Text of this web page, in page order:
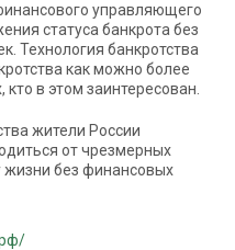
управляющего
статуса банкрота без
Технология банкротства
как можно более
в этом заинтересован.
жители России
от чрезмерных
жизни без финансовых